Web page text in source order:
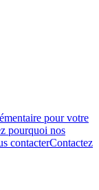
pour votre
pourquoi nos
contacterContactez